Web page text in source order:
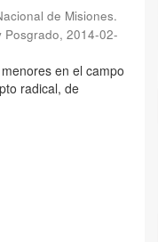
de Misiones.
Posgrado,2014-02-
en el campo
radical, de